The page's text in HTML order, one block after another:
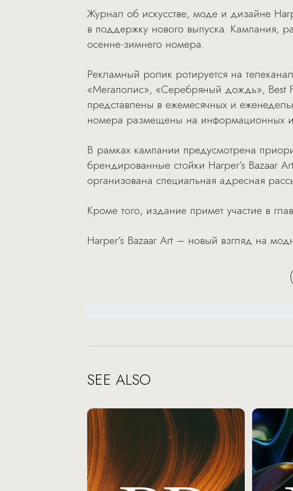
Журнал об искусстве, моде и дизайне
в поддержку нового выпуска. Кампания,
осенне-зимнего номера.
Рекламный ролик ротируется на
«Мегаполис», «Серебряный дождь», Best
представлены в ежемесячных и
номера размещены на информационных и
В рамках кампании предусмотрена
брендированные стойки Harper’s Bazaar
организована специальная адресная
Кроме того, издание примет участие в
Harper’s Bazaar Art – новый взгляд на
SEE ALSO